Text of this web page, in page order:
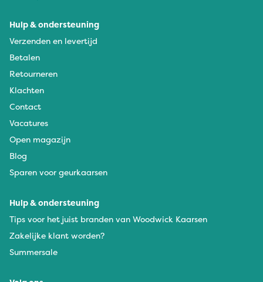
Hulp & ondersteuning
Verzenden en levertijd
Betalen
Retourneren
Klachten
Contact
Vacatures
Open magazijn
Blog
Sparen voor geurkaarsen
Hulp & ondersteuning
Tips voor het juist branden van Woodwick Kaarsen
Zakelijke klant worden?
Summersale